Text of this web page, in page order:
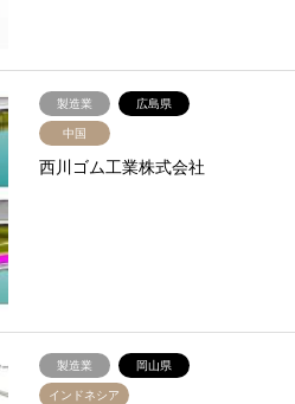
製造業 広島県
中国
西川ゴム工業株式会社
製造業 岡山県
インドネシア